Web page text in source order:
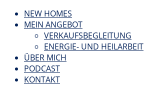
NEW HOMES
MEIN ANGEBOT
VERKAUFSBEGLEITUNG
ENERGIE- UND HEILARBEIT
ÜBER MICH
PODCAST
KONTAKT